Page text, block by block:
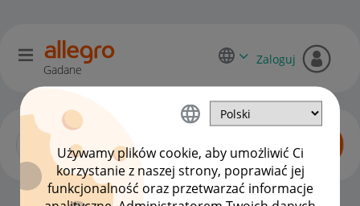
Używamy plików cookie, aby umożliwić Ci
korzystanie z naszej strony, poprawiać jej
funkcjonalność oraz przetwarzać informacje
Gadane
Zaloguj